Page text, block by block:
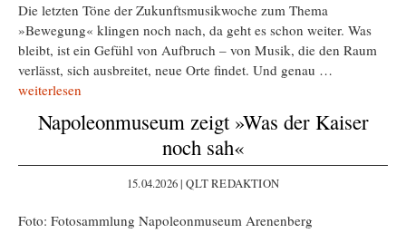
Die letzten Töne der Zukunftsmusikwoche zum Thema
»Bewegung« klingen noch nach, da geht es schon weiter. Was
bleibt, ist ein Gefühl von Aufbruch – von Musik, die den Raum
verlässt, sich ausbreitet, neue Orte findet. Und genau …
weiterlesen
Napoleonmuseum zeigt »Was der Kaiser
noch sah«
15.04.2026 | QLT REDAKTION
Foto: Fotosammlung Napoleonmuseum Arenenberg